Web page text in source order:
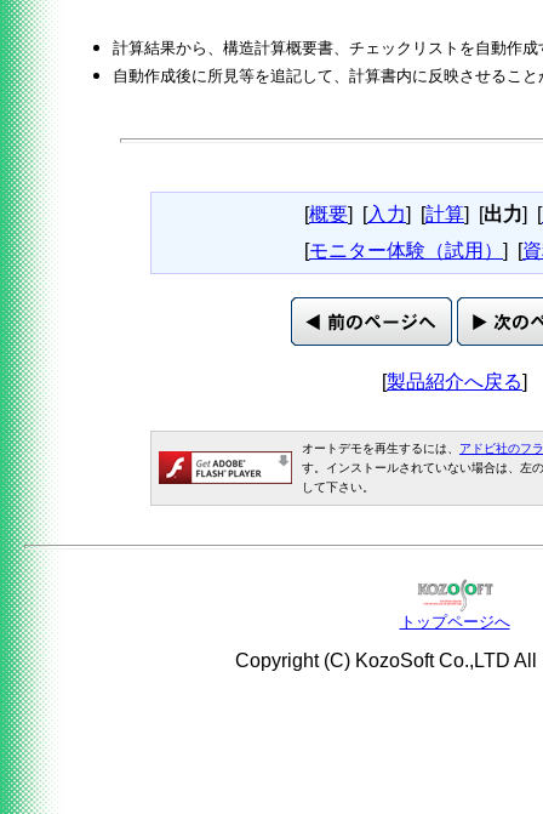
計算結果から、構造計算概要書、チェックリストを自動作
自動作成後に所見等を追記して、計算書内に反映させるこ
[概要] [入力] [計算] [出力] [
[モニター体験（試用） ] [
[製品紹介へ戻る]
オートデモを再生するには、 アドビ社のフ
す。インストールされていない場合は、左
して下さい。
トップページへ
Copyright (C) KozoSoft Co.,LTD All